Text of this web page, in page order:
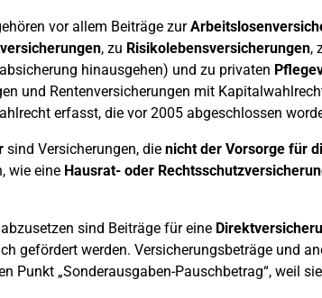
vor allem Beiträge zur
, zu Risikolebensversicherungen,
hinausgehen) und zu privaten
und Rentenversicherungen mit
erfasst, die vor 2005 abgeschlossen
sind Versicherungen, die nicht der Vorsorge für
wie eine Hausrat- oder
sind Beiträge für eine
gefördert werden. Versicherungsbeträge und
Punkt „Sonderausgaben-Pauschbetrag“, weil